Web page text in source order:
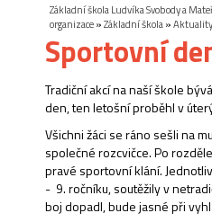
Základní škola Ludvíka Svobody a
organizace»Základní škola»Aktuality
Sportovní
Tradiční akcí na naší škole
den, ten letošní proběhl v
Všichni žáci se ráno sešli na
společné rozcvičce. Po
pravé sportovní klání.
- 9. ročníku, soutěžily v
boj dopadl, bude jasné při